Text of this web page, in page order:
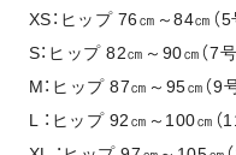
XS：ヒップ 76㎝～84㎝（5
S：ヒップ 82㎝～90㎝（7号
M：ヒップ 87㎝～95㎝（9号
L ：ヒップ 92㎝～100㎝（